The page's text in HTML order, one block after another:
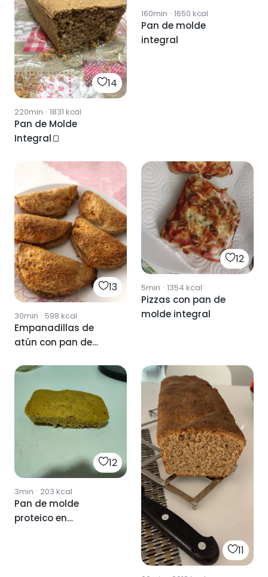
14
220min · 1831 kcal
Pan de Molde
Integral🍞
160min · 1650 kcal
Pan de molde
integral
13
30min · 598 kcal
Empanadillas de
atún con pan de
12
5min · 1354 kcal
Pizzas con pan de
molde integral
12
3min · 203 kcal
Pan de molde
proteico en
11